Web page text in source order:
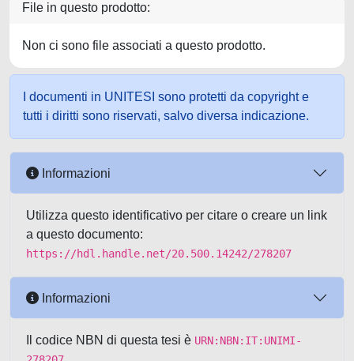
File in questo prodotto:
Non ci sono file associati a questo prodotto.
I documenti in UNITESI sono protetti da copyright e
tutti i diritti sono riservati, salvo diversa indicazione.
Informazioni
Utilizza questo identificativo per citare o creare un link
a questo documento:
https://hdl.handle.net/20.500.14242/278207
Informazioni
Il codice NBN di questa tesi è URN:NBN:IT:UNIMI-